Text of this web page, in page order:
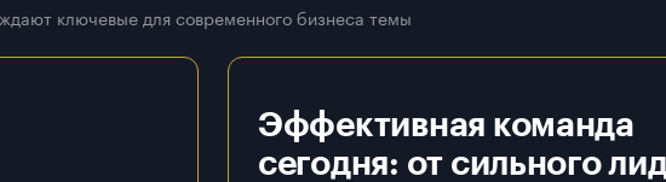
ключевые для современного бизнеса темы
Эффективная команда
сегодня: от сильного